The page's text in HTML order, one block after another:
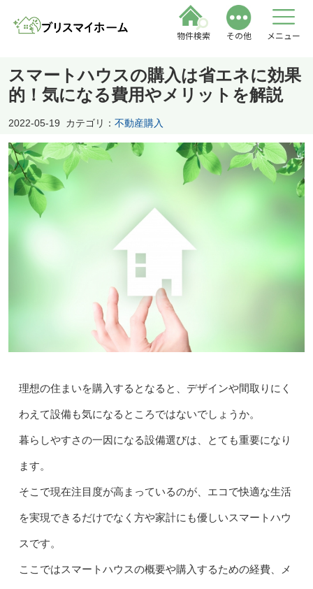
物件検索 その他 メニュー
スマートハウスの購入は省エネに効果
的！気になる費用やメリットを解説
2022-05-19 カテゴリ： 不動産購入
理想の住まいを購入するとなると、デザインや間取りにく
わえて設備も気になるところではないでしょうか。
暮らしやすさの一因になる設備選びは、とても重要になり
ます。
そこで現在注目度が高まっているのが、エコで快適な生活
を実現できるだけでなく方や家計にも優しいスマートハウ
スです。
ここではスマートハウスの概要や購入するための経費、メ